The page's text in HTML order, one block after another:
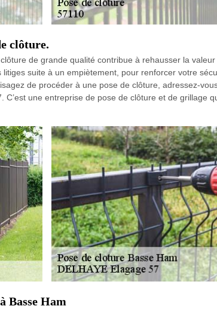
clôture.
de grande qualité contribue à rehausser la
suite à un empiètement, pour renforcer votre
de procéder à une pose de clôture, adressez-
C’est une entreprise de pose de clôture et de grillage
Basse Ham